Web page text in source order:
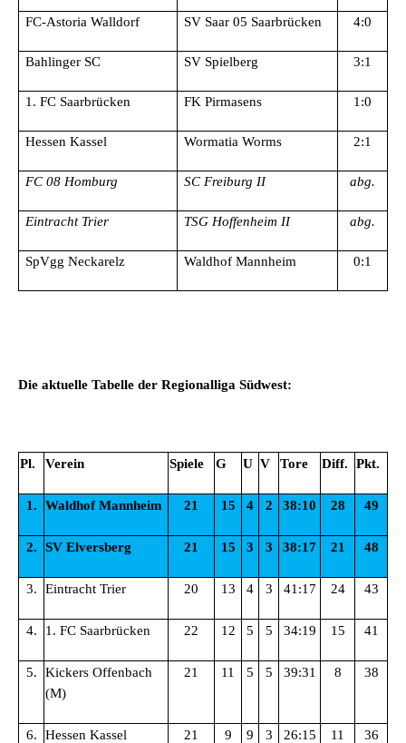
FC-Astoria Walldorf SV Saar 05 Saarbrücken 4:0
Bahlinger SC SV Spielberg 3:1
1. FC Saarbrücken FK Pirmasens 1:0
Hessen Kassel Wormatia Worms 2:1
FC 08 Homburg SC Freiburg II abg.
Eintracht Trier TSG Hoffenheim II abg.
SpVgg Neckarelz Waldhof Mannheim 0:1
Die aktuelle Tabelle der Regionalliga Südwest:
Pl. Verein Spiele G U V Tore Diff. Pkt.
1. Waldhof Mannheim 21 15 4 2 38:10 28 49
2. SV Elversberg 21 15 3 3 38:17 21 48
3. Eintracht Trier 20 13 4 3 41:17 24 43
4. 1. FC Saarbrücken 22 12 5 5 34:19 15 41
5.
Kickers Offenbach
(M)
21 11 5 5 39:31 8 38
6. Hessen Kassel 21 9 9 3 26:15 11 36